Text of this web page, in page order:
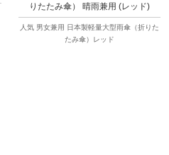
りたたみ傘） 晴雨兼用 (レッド)
人気 男女兼用 日本製軽量大型雨傘（折りた
たみ傘）レッド